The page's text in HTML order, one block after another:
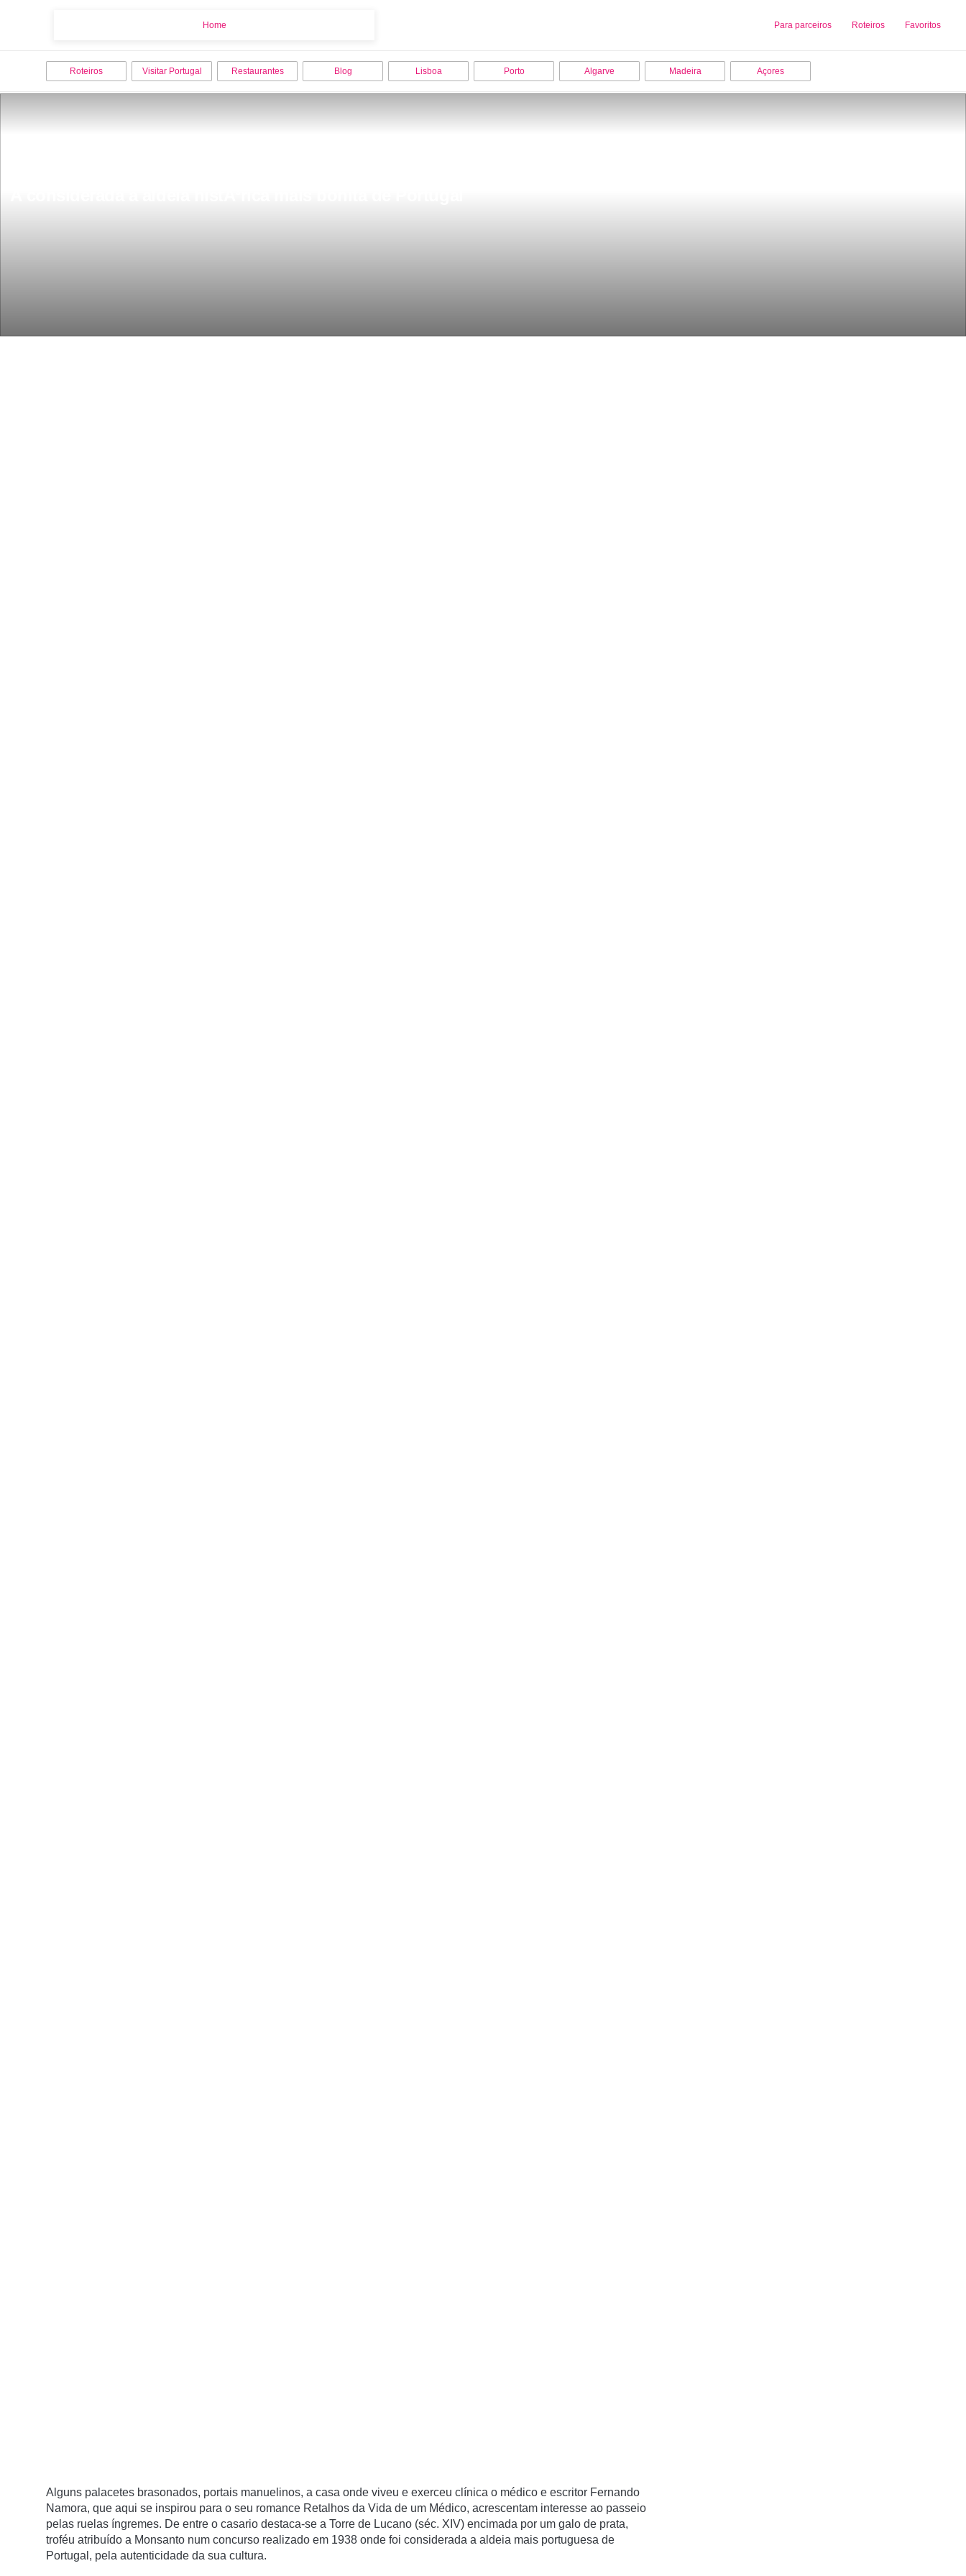
Home Para parceiros Roteiros Favoritos
Sobre nós Adicionar uma Empresa
Roteiros Visitar Portugal Restaurantes Blog Lisboa Porto Algarve Madeira Açores
Alguns palacetes brasonados, portais manuelinos, a casa onde viveu e exerceu clínica o médico e escritor Fernando
Namora, que aqui se inspirou para o seu romance Retalhos da Vida de um Médico, acrescentam interesse ao passeio
pelas ruelas íngremes. De entre o casario destaca-se a Torre de Lucano (séc. XIV) encimada por um galo de prata,
troféu atribuído a Monsanto num concurso realizado em 1938 onde foi considerada a aldeia mais portuguesa de
Portugal, pela autenticidade da sua cultura.